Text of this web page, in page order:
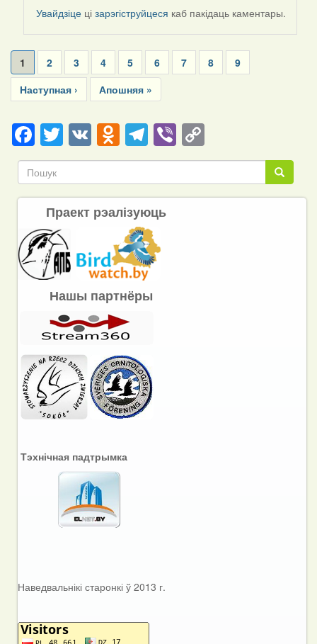
Harrier
Увайдзіце цізарэгіструйцеся каб пакідаць каментары.
Pagination
Current
page
1 Page
2 Page
3 Page
4 Page
5 Page
6 Page
7 Page
8 Page
9
Next
page
Наступная ›
Last
page
Апошняя »
Facebook
Twitter
VKOdnoklassniki
Telegram
ViberCopy
Link Пошук
Пошук
Праект рэалізуюць
Нашы партнёры
Тэхнічная падтрымка
Наведвальнікі старонкі ў 2013 г.